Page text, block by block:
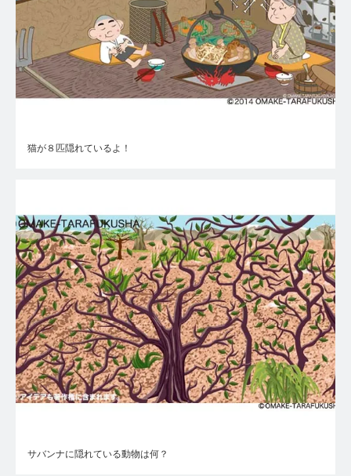
猫が８匹隠れているよ！
サバンナに隠れている動物は何？